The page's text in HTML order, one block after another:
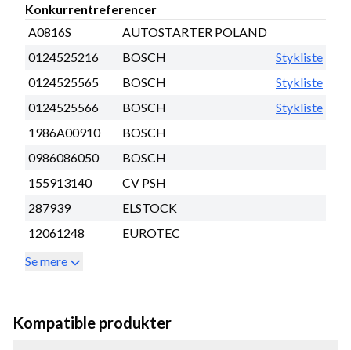
Konkurrentreferencer
A0816S
AUTOSTARTER POLAND
0124525216
BOSCH
Stykliste
0124525565
BOSCH
Stykliste
0124525566
BOSCH
Stykliste
1986A00910
BOSCH
0986086050
BOSCH
155913140
CV PSH
287939
ELSTOCK
12061248
EUROTEC
Se mere
Kompatible produkter